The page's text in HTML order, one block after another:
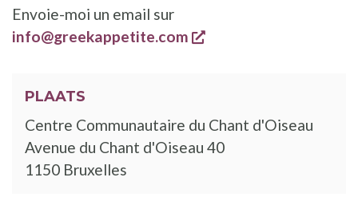
Envoie-moi un email sur
info@greekappetite.com
opent een nieuw
PLAATS
Centre Communautaire du Chant d'Oiseau
Avenue du Chant d'Oiseau 40
1150 Bruxelles